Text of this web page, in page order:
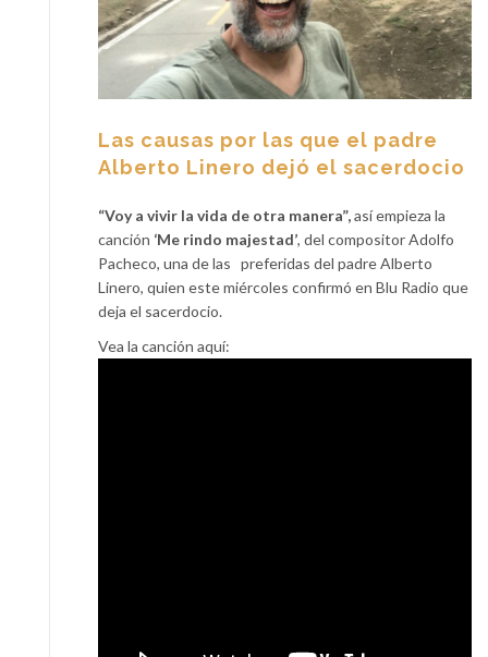
Las causas por las que el padre
Alberto Linero dejó el sacerdocio
“Voy a vivir la vida de otra manera”,así empieza la
canción ‘Me rindo majestad’, del compositor Adolfo
Pacheco, una de las preferidas del padre Alberto
Linero, quien este miércoles confirmó en Blu Radio que
deja el sacerdocio.
Vea la canción aquí: